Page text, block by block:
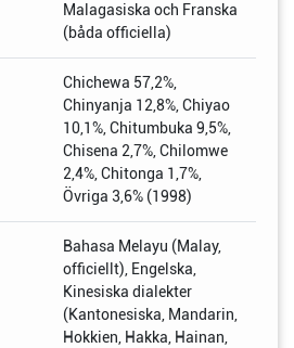
Malagasiska och Franska
(båda officiella)
Chichewa 57,2%,
Chinyanja 12,8%, Chiyao
10,1%, Chitumbuka 9,5%,
Chisena 2,7%, Chilomwe
2,4%, Chitonga 1,7%,
Övriga 3,6% (1998)
Bahasa Melayu (Malay,
officiellt), Engelska,
Kinesiska dialekter
(Kantonesiska, Mandarin,
Hokkien, Hakka, Hainan,